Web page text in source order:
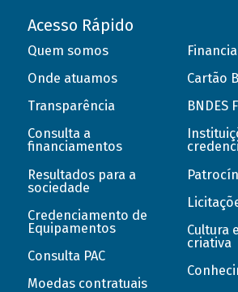
Acesso Rápido
Quem somos
Onde atuamos
Transparência
Consulta a
financiamentos
Resultados para a
sociedade
Credenciamento de
Equipamentos
Consulta PAC
Moedas contratuais
Cartão
BNDES
Cultura
criativa